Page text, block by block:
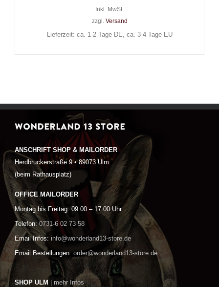
Inkl. MwSt.
zzgl. Versand
Lieferzeit: ca. 1-2 Tage DE, ca. 3-4 Tage EU
WONDERLAND 13 STORE
ANSCHRIFT SHOP & MAILORDER
Herdbruckerstraße 9 • 89073 Ulm
(beim Rathausplatz)
OFFICE MAILORDER
Montag bis Freitag: 09:00 – 17:00 Uhr
Telefon: 0731-6 02 73 58
Email Infos: info@wonderland13-store.de
Email Bestellungen: order@wonderland13-store.de
SHOP ULM | mehr Infos